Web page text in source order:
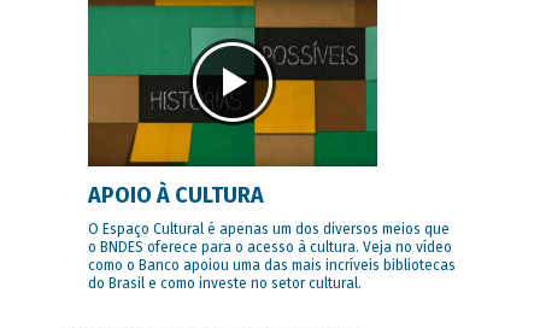
APOIO À CULTURA
O Espaço Cultural é apenas um dos diversos meios que
o BNDES oferece para o acesso à cultura. Veja no vídeo
como o Banco apoiou uma das mais incríveis bibliotecas
do Brasil e como investe no setor cultural.